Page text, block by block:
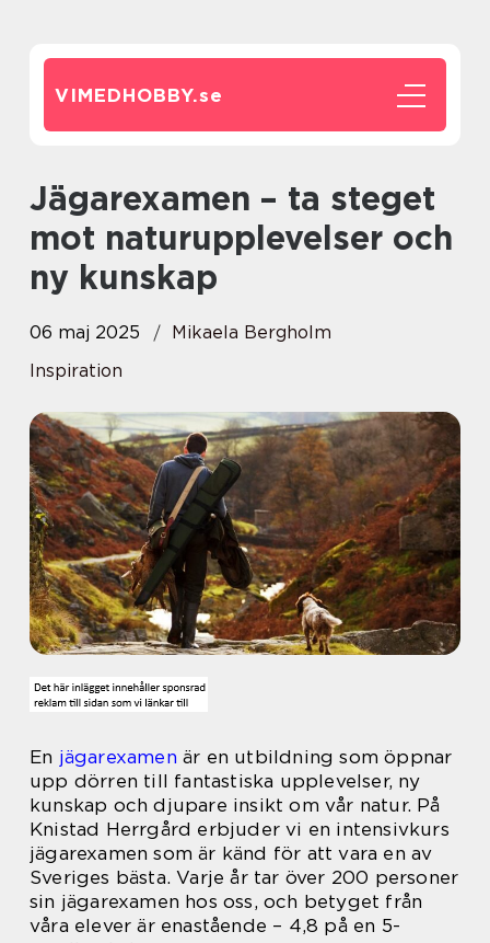
VIMEDHOBBY.se
Jägarexamen – ta steget
mot naturupplevelser och
ny kunskap
06 maj 2025
Mikaela Bergholm
Inspiration
En jägarexamen är en utbildning som öppnar
upp dörren till fantastiska upplevelser, ny
kunskap och djupare insikt om vår natur. På
Knistad Herrgård erbjuder vi en intensivkurs
jägarexamen som är känd för att vara en av
Sveriges bästa. Varje år tar över 200 personer
sin jägarexamen hos oss, och betyget från
våra elever är enastående – 4,8 på en 5-